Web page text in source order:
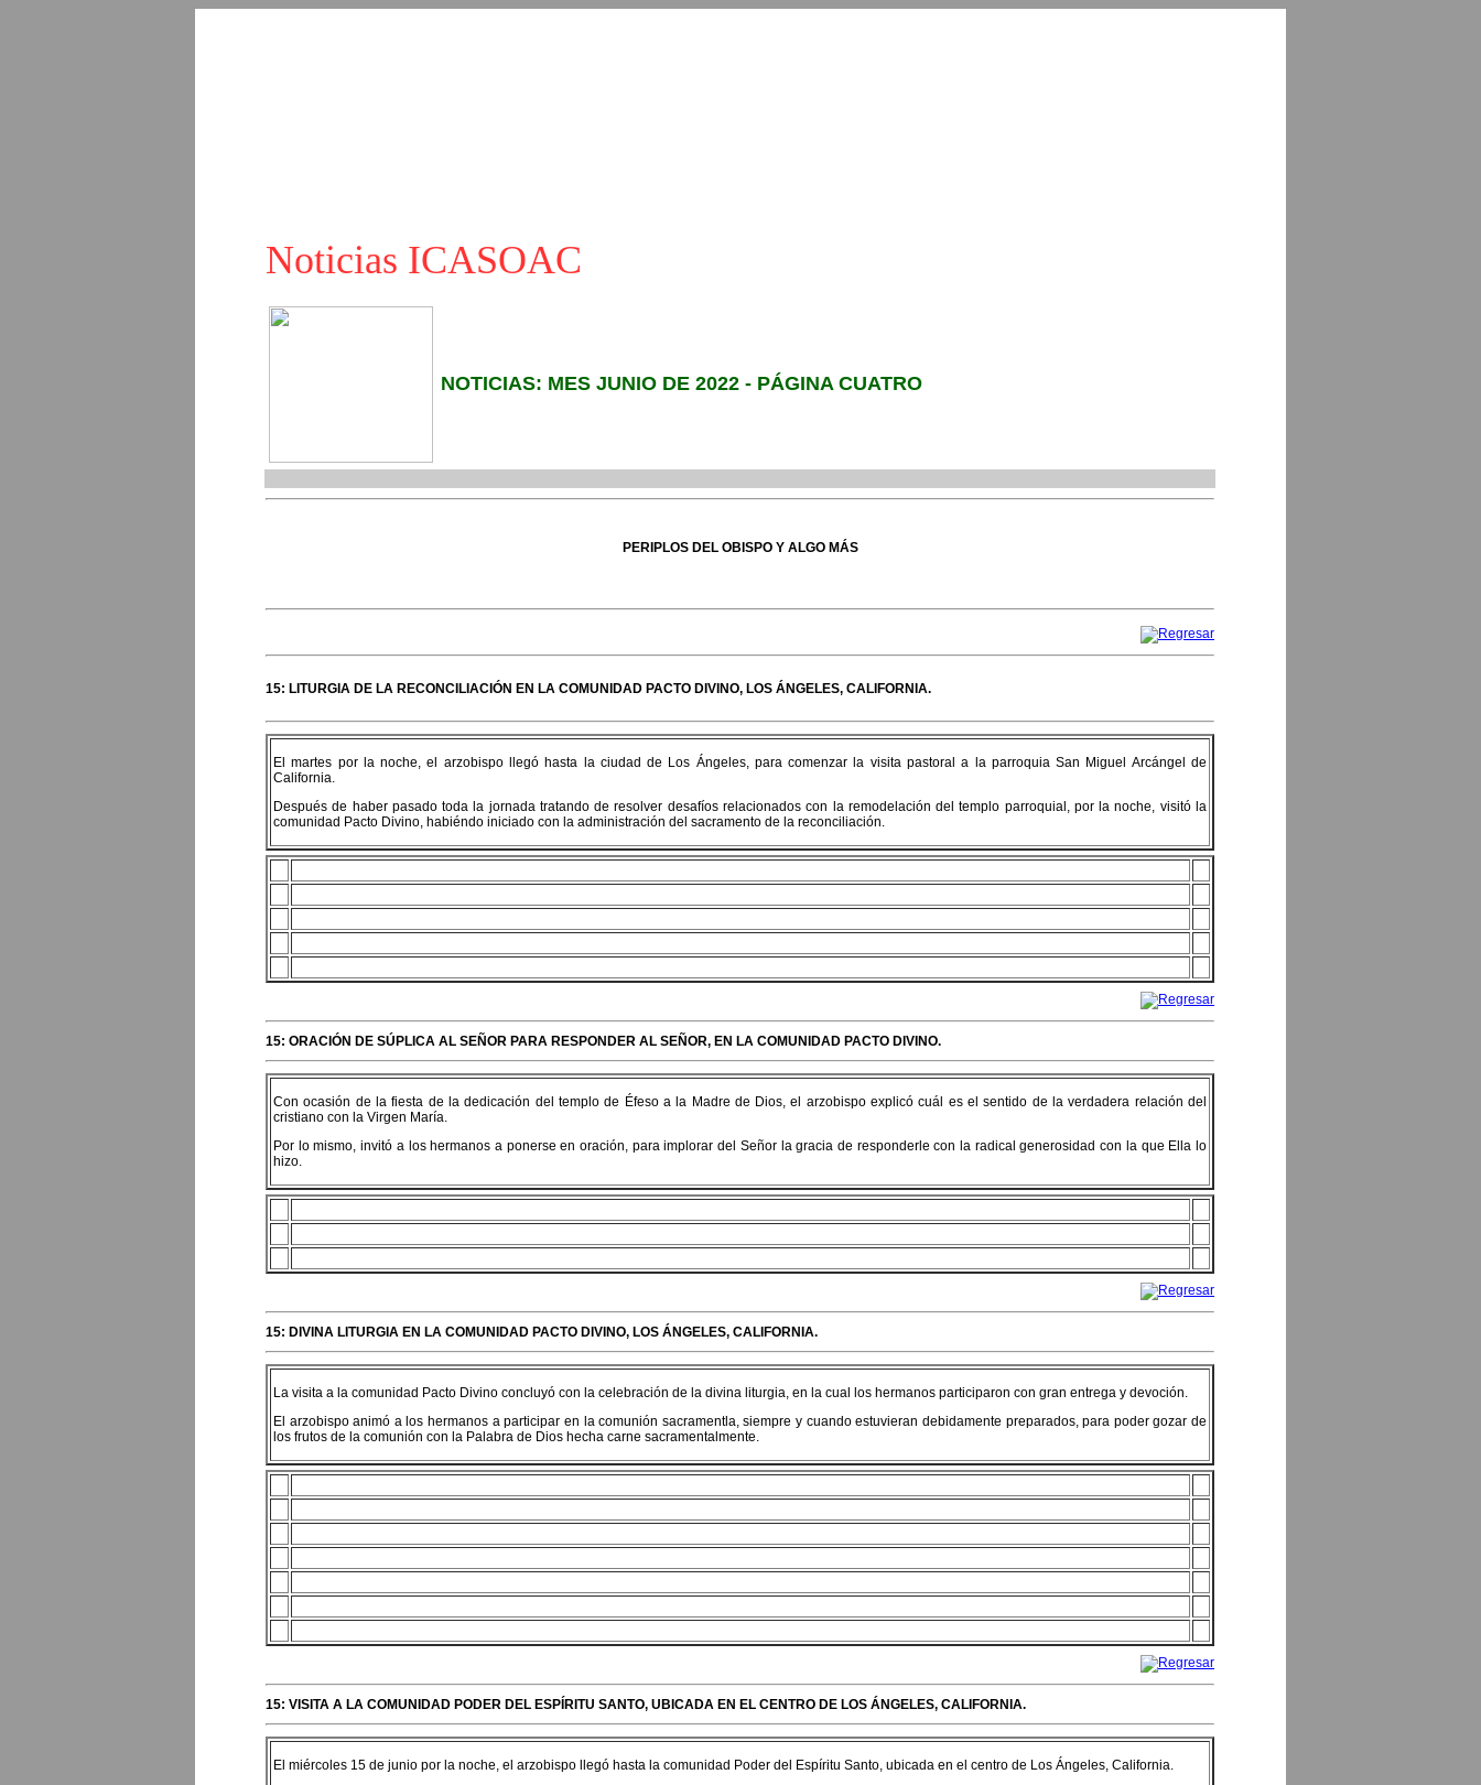
Noticias ICASOAC
NOTICIAS: MES JUNIO DE 2022 - PÁGINA CUATRO
PERIPLOS DEL OBISPO Y ALGO MÁS
15: LITURGIA DE LA RECONCILIACIÓN EN LA COMUNIDAD PACTO DIVINO, LOS ÁNGELES, CALIFORNIA.
El martes por la noche, el arzobispo llegó hasta la ciudad de Los Ángeles, para comenzar la visita pastoral a la parroquia San Miguel Arcángel de
California.
Después de haber pasado toda la jornada tratando de resolver desafíos relacionados con la remodelación del templo parroquial, por la noche, visitó la
comunidad Pacto Divino, habiéndo iniciado con la administración del sacramento de la reconciliación.
15: ORACIÓN DE SÚPLICA AL SEÑOR PARA RESPONDER AL SEÑOR, EN LA COMUNIDAD PACTO DIVINO.
Con ocasión de la fiesta de la dedicación del templo de Éfeso a la Madre de Dios, el arzobispo explicó cuál es el sentido de la verdadera relación del
cristiano con la Virgen María.
Por lo mismo, invitó a los hermanos a ponerse en oración, para implorar del Señor la gracia de responderle con la radical generosidad con la que Ella lo
hizo.
15: DIVINA LITURGIA EN LA COMUNIDAD PACTO DIVINO, LOS ÁNGELES, CALIFORNIA.
La visita a la comunidad Pacto Divino concluyó con la celebración de la divina liturgia, en la cual los hermanos participaron con gran entrega y devoción.
El arzobispo animó a los hermanos a participar en la comunión sacramentla, siempre y cuando estuvieran debidamente preparados, para poder gozar de
los frutos de la comunión con la Palabra de Dios hecha carne sacramentalmente.
15: VISITA A LA COMUNIDAD PODER DEL ESPÍRITU SANTO, UBICADA EN EL CENTRO DE LOS ÁNGELES, CALIFORNIA.
El miércoles 15 de junio por la noche, el arzobispo llegó hasta la comunidad Poder del Espíritu Santo, ubicada en el centro de Los Ángeles, California.